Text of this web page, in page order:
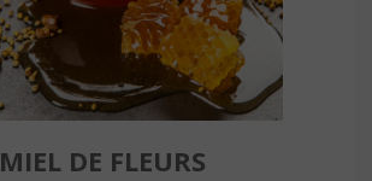
MIEL DE FLEURS